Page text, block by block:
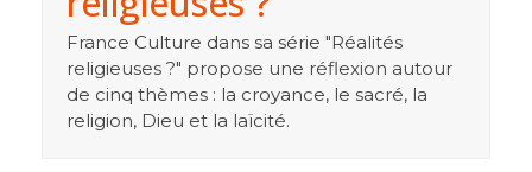
France Culture dans sa série "Réalités
religieuses ?" propose une réflexion autour
de cinq thèmes : la croyance, le sacré, la
religion, Dieu et la laïcité.